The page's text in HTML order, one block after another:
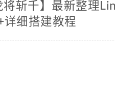
斩千】最新整理
详细搭建教程